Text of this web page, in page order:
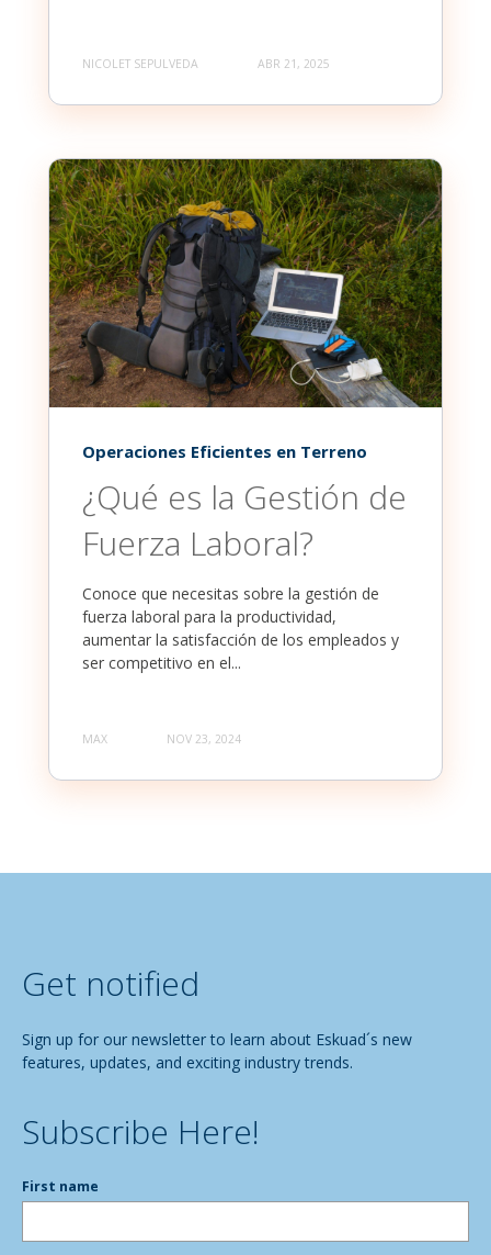
NICOLET SEPULVEDA ABR 21, 2025
Operaciones Eficientes en Terreno
¿Qué es la Gestión de
Fuerza Laboral?
Conoce que necesitas sobre la gestión de
fuerza laboral para la productividad,
aumentar la satisfacción de los empleados y
ser competitivo en el...
MAX NOV 23, 2024
Get notified
Sign up for our newsletter to learn about Eskuad´s new
features, updates, and exciting industry trends.
Subscribe Here!
First name